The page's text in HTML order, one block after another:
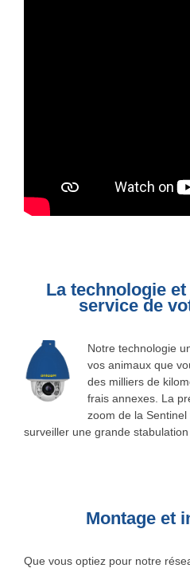
La technologie
service de
Notre technologie
vos animaux que
des milliers de
frais annexes. La
zoom de la
surveiller une grande
Montage et
Que vous optiez pour notre